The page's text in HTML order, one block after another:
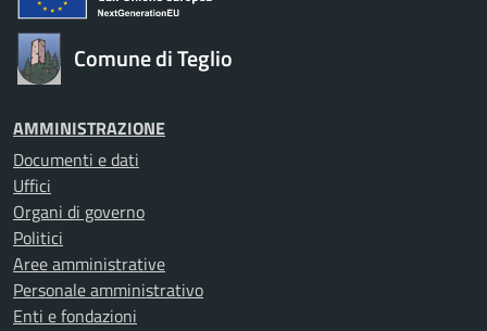
Comune di Teglio
AMMINISTRAZIONE
Documenti e dati
Uffici
Organi di governo
Politici
Aree amministrative
Personale amministrativo
Enti e fondazioni